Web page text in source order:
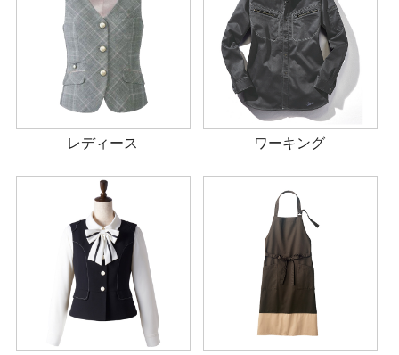
レディース ワーキング